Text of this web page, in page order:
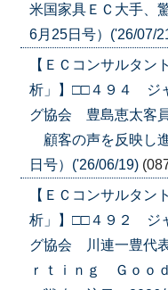
米国家具ＥＣ大手、
6月25日号）('26/07/
【ＥＣコンサルタン
析」】□□４９４ ジ
グ協会 豊島恵太客
顧客の声を反映し
日号）('26/06/19)
【ＥＣコンサルタン
析」】□□４９２ ジ
グ協会 川連一豊代
ｒｔｉｎｇ Ｇｏｏ